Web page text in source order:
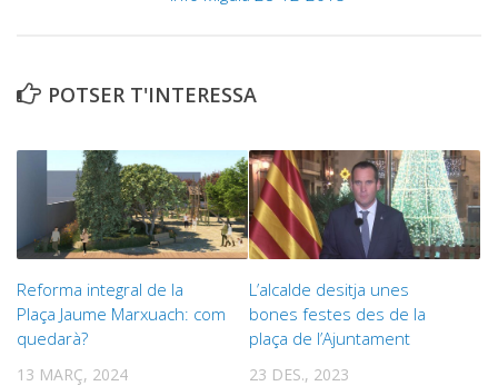
POTSER T'INTERESSA
Reforma integral de la
Plaça Jaume Marxuach: com
quedarà?
13 MARÇ, 2024
L’alcalde desitja unes
bones festes des de la
plaça de l’Ajuntament
23 DES., 2023